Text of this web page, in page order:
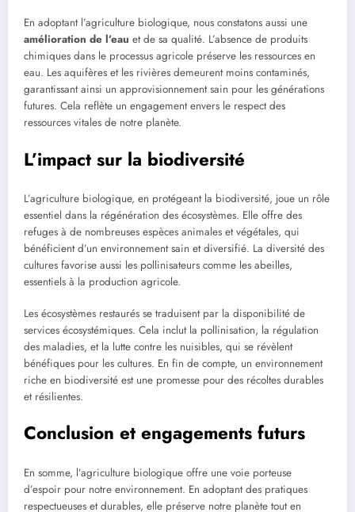
En adoptant l’agriculture biologique, nous constatons aussi une
amélioration de l’eau et de sa qualité. L’absence de produits
chimiques dans le processus agricole préserve les ressources en
eau. Les aquifères et les rivières demeurent moins contaminés,
garantissant ainsi un approvisionnement sain pour les générations
futures. Cela reflète un engagement envers le respect des
ressources vitales de notre planète.
L’impact sur la biodiversité
L’agriculture biologique, en protégeant la biodiversité, joue un rôle
essentiel dans la régénération des écosystèmes. Elle offre des
refuges à de nombreuses espèces animales et végétales, qui
bénéficient d’un environnement sain et diversifié. La diversité des
cultures favorise aussi les pollinisateurs comme les abeilles,
essentiels à la production agricole.
Les écosystèmes restaurés se traduisent par la disponibilité de
services écosystémiques. Cela inclut la pollinisation, la régulation
des maladies, et la lutte contre les nuisibles, qui se révèlent
bénéfiques pour les cultures. En fin de compte, un environnement
riche en biodiversité est une promesse pour des récoltes durables
et résilientes.
Conclusion et engagements futurs
En somme, l’agriculture biologique offre une voie porteuse
d’espoir pour notre environnement. En adoptant des pratiques
respectueuses et durables, elle préserve notre planète tout en